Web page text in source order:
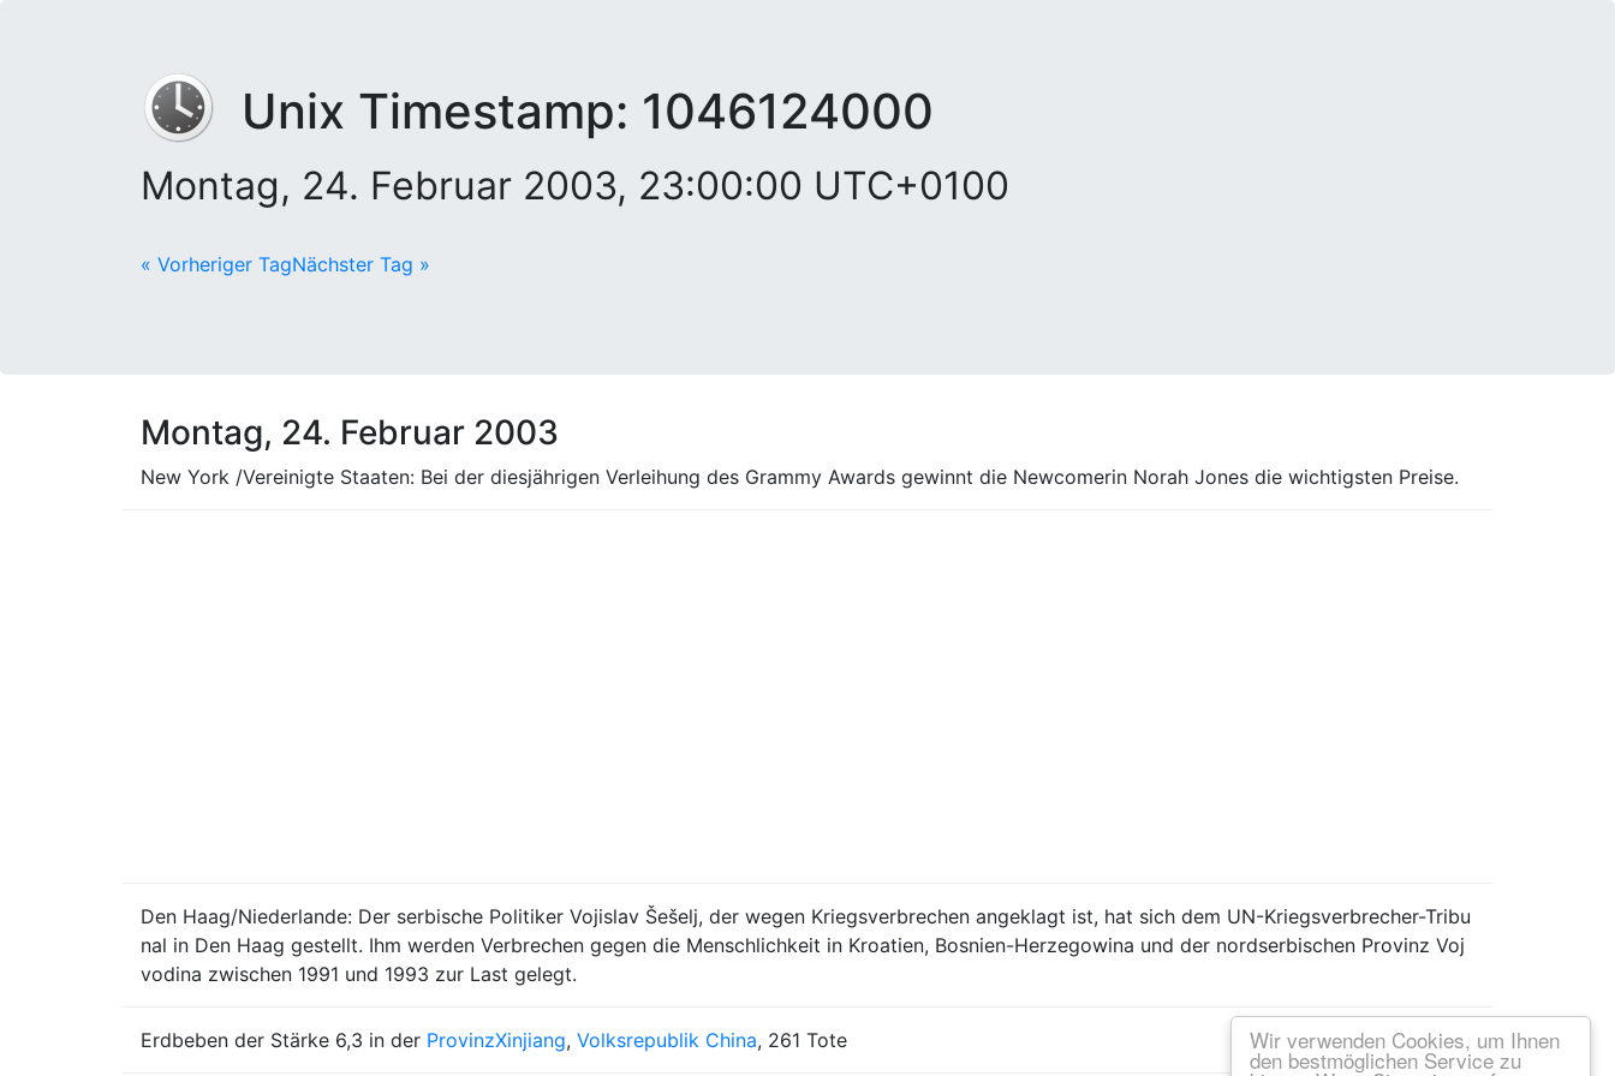
Wir verwenden Cookies, um Ihnen
den bestmöglichen Service zu
Unix Timestamp: 1046124000
Montag, 24. Februar 2003, 23:00:00 UTC+0100
« Vorheriger TagNächster Tag »
Montag, 24. Februar 2003
New York /Vereinigte Staaten: Bei der diesjährigen Verleihung des Grammy Awards gewinnt die Newcomerin Norah Jones die wichtigsten Preise.
Den Haag/Niederlande: Der serbische Politiker Vojislav Šešelj, der wegen Kriegsverbrechen angeklagt ist, hat sich dem UN-Kriegsverbrecher-Tribu
nal in Den Haag gestellt. Ihm werden Verbrechen gegen die Menschlichkeit in Kroatien, Bosnien-Herzegowina und der nordserbischen Provinz Voj
vodina zwischen 1991 und 1993 zur Last gelegt.
Erdbeben der Stärke 6,3 in der ProvinzXinjiang, Volksrepublik China, 261 Tote